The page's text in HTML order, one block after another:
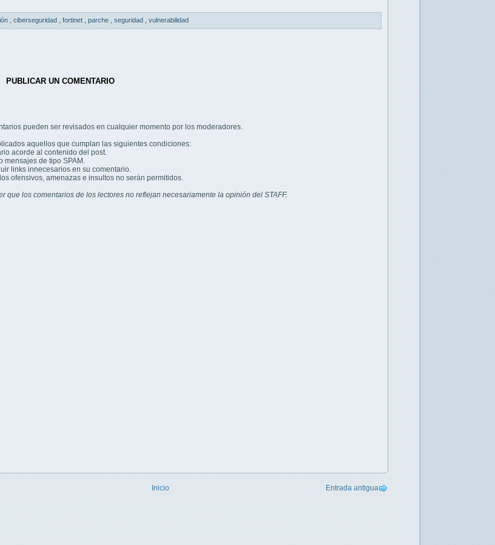
ciberseguridad fortinet parche seguridad vulnerabilidad
PUBLICAR UN COMENTARIO
pueden ser revisados en cualquier momento por los moderadores.
aquellos que cumplan las siguientes condiciones:
acorde al contenido del post.
mensajes de tipo SPAM.
links innecesarios en su comentario.
ofensivos, amenazas e insultos no serán permitidos.
que los comentarios de los lectores no reflejan necesariamente la opinión del STAFF.
Entrada antigua
Inicio